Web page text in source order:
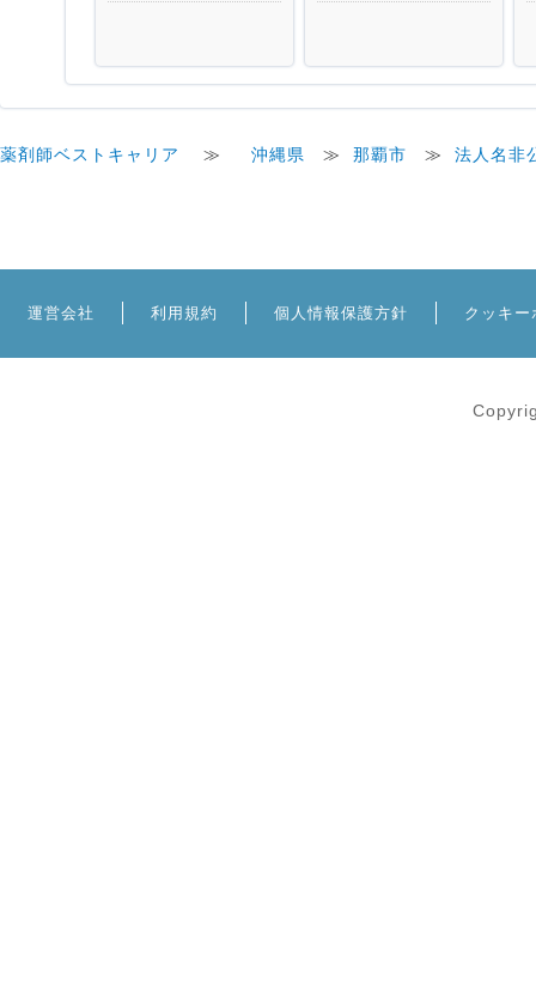
薬剤師ベストキャリア ≫ 沖縄県 ≫ 那覇市 ≫ 法人名非
運営会社 利用規約 個人情報保護方針 クッキー